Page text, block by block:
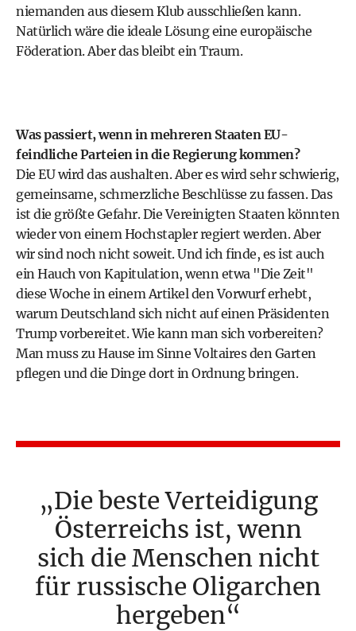
niemanden aus diesem Klub ausschließen kann.
Natürlich wäre die ideale Lösung eine europäische
Föderation. Aber das bleibt ein Traum.
Was passiert, wenn in mehreren Staaten EU-
feindliche Parteien in die Regierung kommen?
Die EU wird das aushalten. Aber es wird sehr schwierig,
gemeinsame, schmerzliche Beschlüsse zu fassen. Das
ist die größte Gefahr. Die Vereinigten Staaten könnten
wieder von einem Hochstapler regiert werden. Aber
wir sind noch nicht soweit. Und ich finde, es ist auch
ein Hauch von Kapitulation, wenn etwa "Die Zeit"
diese Woche in einem Artikel den Vorwurf erhebt,
warum Deutschland sich nicht auf einen Präsidenten
Trump vorbereitet. Wie kann man sich vorbereiten?
Man muss zu Hause im Sinne Voltaires den Garten
pflegen und die Dinge dort in Ordnung bringen.
Die beste Verteidigung
Österreichs ist, wenn
sich die Menschen nicht
für russische Oligarchen
hergeben